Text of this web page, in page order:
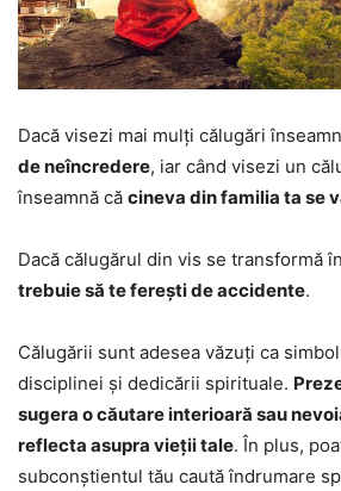
Dacă visezi mai mulți călugări
de neîncredere, iar când visezi un
înseamnă că cineva din familia ta se
Dacă călugărul din vis se transformă
trebuie să te ferești de accidente.
Călugării sunt adesea văzuți ca
disciplinei și dedicării spirituale.
sugera o căutare interioară sau
reflecta asupra vieții tale. În plus,
subconștientul tău caută îndrumare